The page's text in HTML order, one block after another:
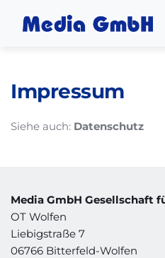
Impressum
Siehe auch: Datenschutz
Media GmbH Gesellschaft
OT Wolfen
Liebigstraße 7
06766 Bitterfeld-Wolfen